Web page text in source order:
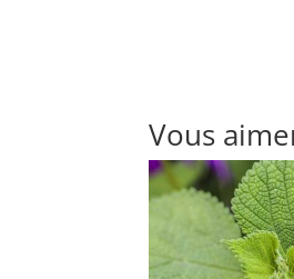
Vous